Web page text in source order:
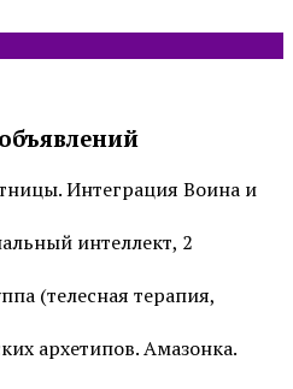
Интеграция Воина и
интеллект, 2
(телесная терапия,
архетипов. Амазонка.